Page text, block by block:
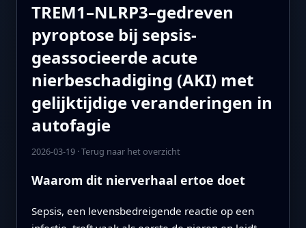
TREM1–NLRP3–gedreven
pyroptose bij sepsis-
geassocieerde acute
nierbeschadiging (AKI) met
gelijktijdige veranderingen in
autofagie
2026-03-19·Terug naar het overzicht
Waarom dit nierverhaal ertoe doet
Sepsis, een levensbedreigende reactie op een